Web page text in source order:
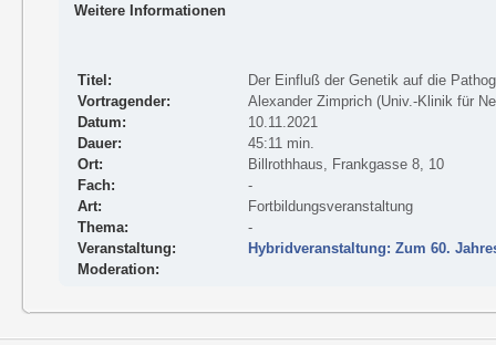
Weitere Informationen
Titel:
Der Einfluß der Genetik auf die
Vortragender:
Alexander Zimprich (Univ.-Klinik für
Datum:
10.11.2021
Dauer:
45:11 min.
Ort:
Billrothhaus, Frankgasse 8, 10
Fach:
-
Art:
Fortbildungsveranstaltung
Thema:
-
Veranstaltung:
Hybridveranstaltung: Zum 60.
Moderation: